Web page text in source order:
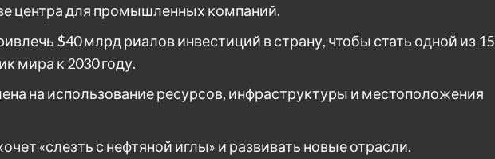
центра для промышленных компаний.
$40 млрд риалов инвестиций в страну, чтобы стать одной из 15
мира к 2030 году.
​​на использование ресурсов, инфраструктуры и местоположения
«слезть с нефтяной иглы» и развивать новые отрасли.